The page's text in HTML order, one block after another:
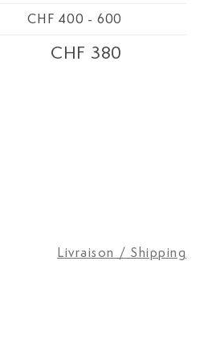
CHF 400 - 600
CHF 380
Livraison / Shipping